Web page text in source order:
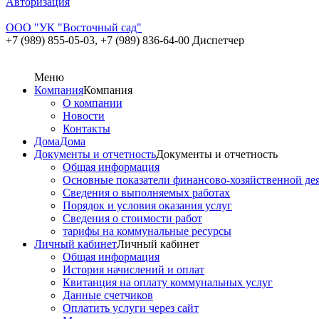
ООО "УК "Восточный сад"
+7 (989) 855-05-03, +7 (989) 836-64-00 Диспетчер
Меню
КомпанияКомпания
О компании
Новости
Контакты
ДомаДома
Документы и отчетностьДокументы и отчетность
Общая информация
Основные показатели финансово-хозяйственной
Сведения о выполняемых работах
Порядок и условия оказания услуг
Сведения о стоимости работ
тарифы на коммунальные ресурсы
Личный кабинетЛичный кабинет
Общая информация
История начислений и оплат
Квитанция на оплату коммунальных услуг
Данные счетчиков
Оплатить услуги через сайт